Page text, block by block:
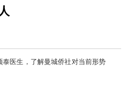
医生，了解曼城侨社对当前形势